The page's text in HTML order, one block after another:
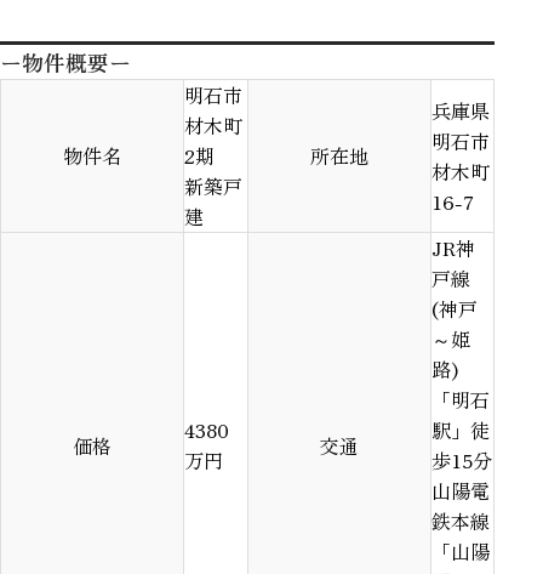
ー物件概要ー
物件名
明石市
材木町
2期
新築戸
建
所在地
兵庫県
明石市
材木町
16-7
価格
4380
万円
交通
JR神
戸線
(神戸
～姫
路)
「明石
駅」徒
歩15分
山陽電
鉄本線
「山陽